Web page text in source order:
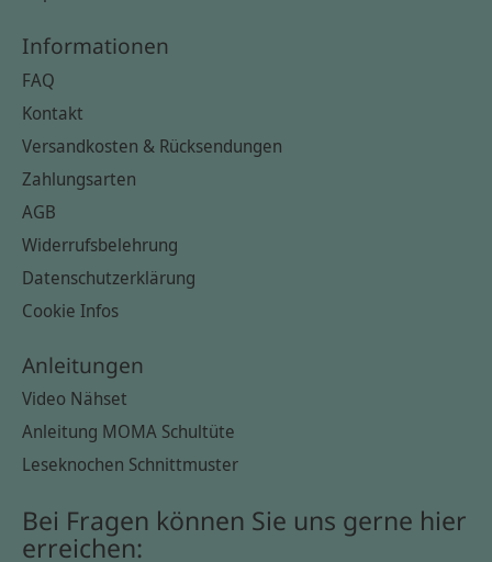
Informationen
FAQ
Kontakt
Versandkosten & Rücksendungen
Zahlungsarten
AGB
Widerrufsbelehrung
Datenschutzerklärung
Cookie Infos
Anleitungen
Video Nähset
Anleitung MOMA Schultüte
Leseknochen Schnittmuster
Bei Fragen können Sie uns gerne hier
erreichen: